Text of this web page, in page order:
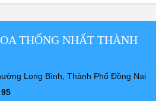
THỐNG NHẤT THÀNH
Long Bình, Thành Phố Đồng Nai